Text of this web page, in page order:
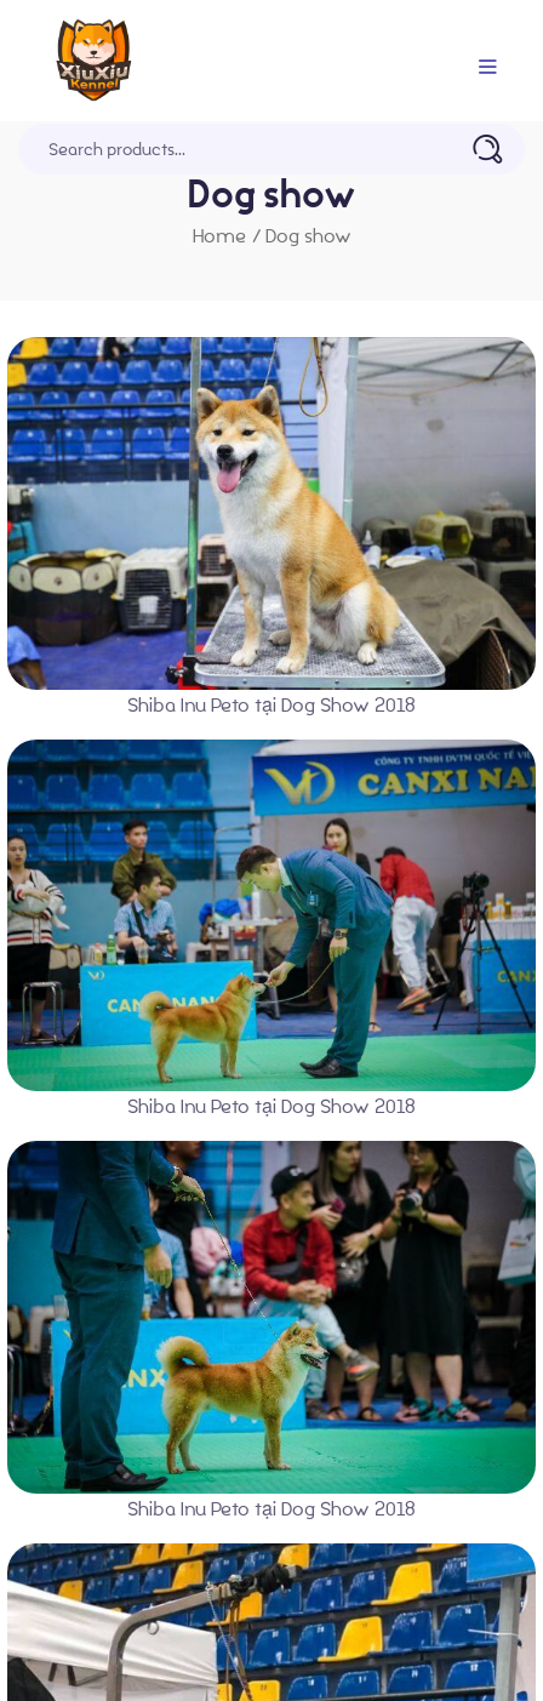
Trang Chủ
Về chúng tôi
Chó Shiba inu
Chó con có sẵn
Giới thiệu về chó Shiba Inu
Dịch vụ phối giống
Blog
Dog show
Home / Dog show
Shiba Inu Peto tại Dog Show 2018
Shiba Inu Peto tại Dog Show 2018
Shiba Inu Peto tại Dog Show 2018